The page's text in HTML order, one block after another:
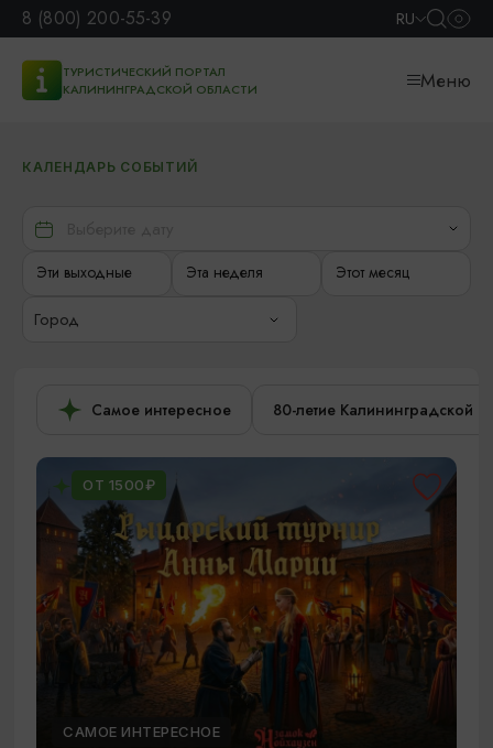
8 (800) 200-55-39 RU
ТУРИСТИЧЕСКИЙ ПОРТАЛ
КАЛИНИНГРАДСКОЙ ОБЛАСТИ
Меню
КАЛЕНДАРЬ СОБЫТИЙ
Эти выходные Эта неделя Этот месяц
Город
Самое интересное 80-летие Калининградской
ОТ 1500₽
САМОЕ ИНТЕРЕСНОЕ